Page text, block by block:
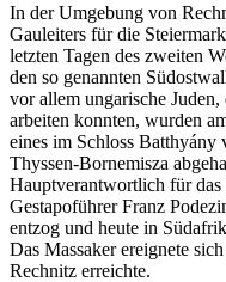
In der Umgebung von
Gauleiters für die
letzten Tagen des zweiten
den so genannten
vor allem ungarische
arbeiten konnten, wurden
eines im Schloss
Thyssen-Bornemisza
Hauptverantwortlich für
Gestapoführer Franz
entzog und heute in
Das Massaker ereignete
Rechnitz erreichte.